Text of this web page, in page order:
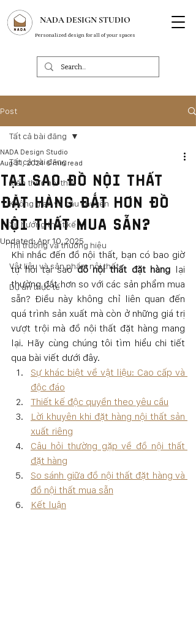
NADA DESIGN STUDIO
Personalized design for all of your spaces
Post
Tất cả bài đăng
Kiến thức nội thất
Không gian và câu chuyện
Xu hướng thiết kế
Thị trường và thương hiệu
Vật liệu và sản phẩm nội thất
Dự án thực tế
Tất cả bài đăng
TẠI SAO ĐỒ NỘI THẤT
ĐẶT HÀNG ĐẮT HƠN ĐỒ
NỘI THẤT MUA SẴN?
NADA Design Studio
Aug 31, 2024 6 min read
Updated:Apr 10, 2025
Khi nhắc đến đồ nội thất, bạn có bao giờ
tự hỏi tại sao đồ nội thất đặt hàng lại
thường đắt hơn so với các sản phẩm mua
sẵn? Điều này không chỉ liên quan đến
quá trình sản xuất mà còn ở những giá trị
vượt trội mà đồ nội thất đặt hàng mang
lại. Hãy cùng chúng tôi tìm hiểu chi tiết
qua bài viết dưới đây.
Sự khác biệt về vật liệu: Cao cấp và
độc đáo
Thiết kế độc quyền theo yêu cầu
Lời khuyên khi đặt hàng nội thất sản
xuất riêng
Câu hỏi thường gặp về đồ nội thất
đặt hàng
So sánh giữa đồ nội thất đặt hàng và
đồ nội thất mua sẵn
Kết luận